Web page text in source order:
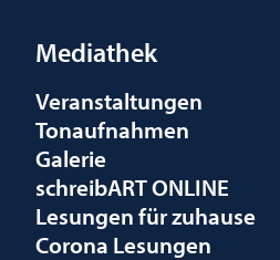
Mediathek
Veranstaltungen
Tonaufnahmen
Galerie
schreibART ONLINE
Lesungen für zuhause
Corona Lesungen